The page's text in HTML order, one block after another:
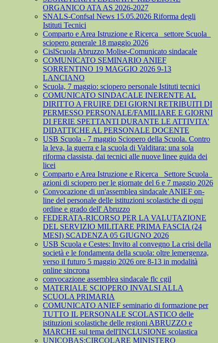
ORGANICO ATA AS 2026-2027
SNALS-Confsal News 15.05.2026 Riforma degli
Istituti Tecnici
Comparto e Area Istruzione e Ricerca_ settore Scuola_
sciopero generale 18 maggio 2026
CislScuola Abruzzo Molise-Comunicato sindacale
COMUNICATO SEMINARIO ANIEF
SORRENTINO 19 MAGGIO 2026 9-13
LANCIANO
Scuola, 7 maggio: sciopero personale Istituti tecnici
COMUNICATO SINDACALE INERENTE AL
DIRITTO A FRUIRE DEI GIORNI RETRIBUITI DI
PERMESSO PERSONALE/FAMILIARE E GIORNI
DI FERIE SPETTANTI DURANTE LE ATTIVITA'
DIDATTICHE AL PERSONALE DOCENTE
USB Scuola - 7 maggio Sciopero della Scuola. Contro
la leva, la guerra e la scuola di Valditara: una sola
riforma classista, dai tecnici alle nuove linee guida dei
licei
Comparto e Area Istruzione e Ricerca_ Settore Scuola_
azioni di sciopero per le giornate del 6 e 7 maggio 2026
Convocazione di un'assemblea sindacale ANIEF on-
line del personale delle istituzioni scolastiche di ogni
ordine e grado dell' Abruzzo
FEDERATA-RICORSO PER LA VALUTAZIONE
DEL SERVIZIO MILITARE PRIMA FASCIA (24
MESI) SCADENZA 05 GIUGNO 2026
USB Scuola e Cestes: Invito al convegno La crisi della
società e le fondamenta della scuola: oltre lemergenza,
verso il futuro 5 maggio 2026 ore 8-13 in modalità
online sincrona
convocazione assemblea sindacale flc cgil
MATERIALE SCIOPERO INVALSI ALLA
SCUOLA PRIMARIA
COMUNICATO ANIEF seminario di formazione per
TUTTO IL PERSONALE SCOLASTICO delle
istituzioni scolastiche delle regioni ABRUZZO e
MARCHE sul tema dell'INCLUSIONE scolastica
UNICOBAS:CIRCOLARE MINISTERO